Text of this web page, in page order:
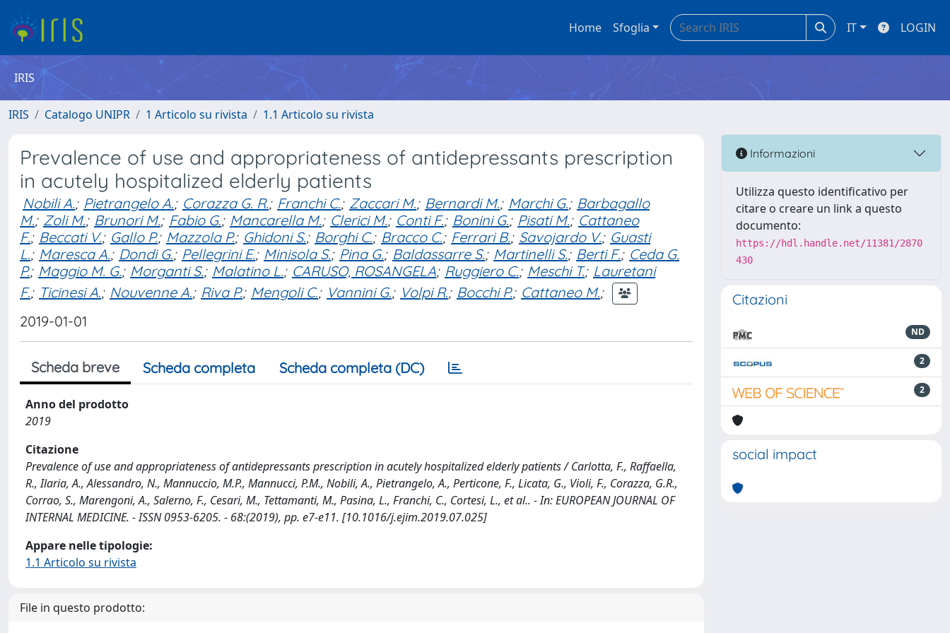
Home Sfoglia IT LOGIN
IRIS
IRIS Catalogo UNIPR 1 Articolo su rivista 1.1 Articolo su rivista
Prevalence of use and appropriateness of antidepressants prescription
in acutely hospitalized elderly patients
Nobili A.; Pietrangelo A.; Corazza G. R.; Franchi C.; Zaccari M.; Bernardi M.; Marchi G.; Barbagallo
M.; Zoli M.; Brunori M.; Fabio G.; Mancarella M.; Clerici M.; Conti F.; Bonini G.; Pisati M.; Cattaneo
F.; Beccati V.; Gallo P.; Mazzola P.; Ghidoni S.; Borghi C.; Bracco C.; Ferrari B.; Savojardo V.; Guasti
L.; Maresca A.; Dondi G.; Pellegrini E.; Minisola S.; Pina G.; Baldassarre S.; Martinelli S.; Berti F.; Ceda G.
P.; Maggio M. G.; Morganti S.; Malatino L.; CARUSO, ROSANGELA; Ruggiero C.; Meschi T.; Lauretani
F.; Ticinesi A.; Nouvenne A.; Riva P.; Mengoli C.; Vannini G.; Volpi R.; Bocchi P.; Cattaneo M.;
2019-01-01
Scheda breve Scheda completa Scheda completa (DC)
Anno del prodotto
2019
Citazione
Prevalence of use and appropriateness of antidepressants prescription in acutely hospitalized elderly patients / Carlotta, F., Raffaella,
R., Ilaria, A., Alessandro, N., Mannuccio, M.P., Mannucci, P.M., Nobili, A., Pietrangelo, A., Perticone, F., Licata, G., Violi, F., Corazza, G.R.,
Corrao, S., Marengoni, A., Salerno, F., Cesari, M., Tettamanti, M., Pasina, L., Franchi, C., Cortesi, L., et al.. - In: EUROPEAN JOURNAL OF
INTERNAL MEDICINE. - ISSN 0953-6205. - 68:(2019), pp. e7-e11. [10.1016/j.ejim.2019.07.025]
Appare nelle tipologie:
1.1 Articolo su rivista
File in questo prodotto:
Informazioni
Utilizza questo identificativo per
citare o creare un link a questo
documento:
https://hdl.handle.net/11381/2870
430
Citazioni
ND
2
2
social impact